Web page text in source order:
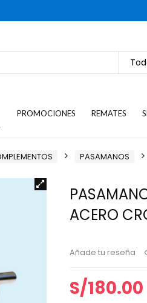
PROMOCIONES REMATES
PASAMANOS
ACERO
Añade tu reseña
S/180.00